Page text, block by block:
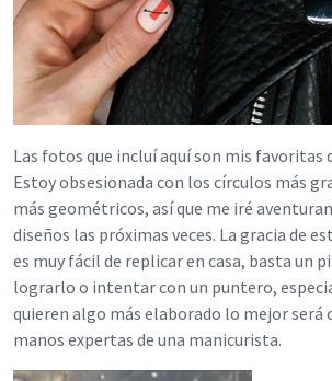
Las fotos que incluí aquí son mis favoritas
Estoy obsesionada con los círculos más
más geométricos, así que me iré
diseños las próximas veces. La gracia de
es muy fácil de replicar en casa, basta un
lograrlo o intentar con un puntero,
quieren algo más elaborado lo mejor será
manos expertas de una manicurista.